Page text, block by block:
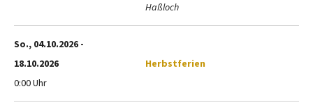
Haßloch
So., 04.10.2026 -
18.10.2026
0:00 Uhr
Herbstferien